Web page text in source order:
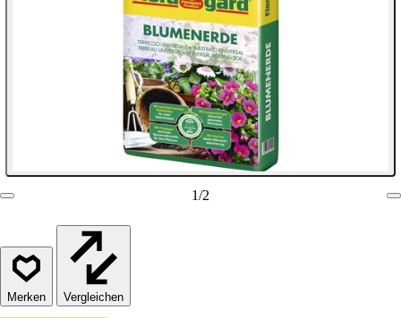
1/2
Vergleichen